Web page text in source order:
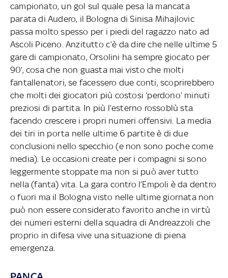
campionato, un gol sul quale pesa la mancata
parata di Audero, il Bologna di Sinisa Mihajlovic
passa molto spesso per i piedi del ragazzo nato ad
Ascoli Piceno. Anzitutto c’è da dire che nelle ultime 5
gare di campionato, Orsolini ha sempre giocato per
90’, cosa che non guasta mai visto che molti
fantallenatori, se facessero due conti, scoprirebbero
che molti dei giocatori più costosi ‘perdono’ minuti
preziosi di partita. In più l’esterno rossoblù sta
facendo crescere i propri numeri offensivi. La media
dei tiri in porta nelle ultime 6 partite è di due
conclusioni nello specchio (e non sono poche come
media). Le occasioni create per i compagni si sono
leggermente stoppate ma non si può aver tutto
nella (fanta) vita. La gara contro l’Empoli è da dentro
o fuori ma il Bologna visto nelle ultime giornata non
può non essere considerato favorito anche in virtù
dei numeri esterni della squadra di Andreazzoli che
proprio in difesa vive una situazione di piena
emergenza.